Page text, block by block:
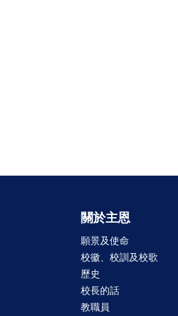
關於主恩
願景及使命
校徽、校訓及校歌
歷史
校長的話
教職員